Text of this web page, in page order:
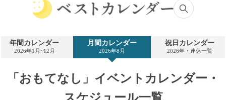
ト
カ
ダ
ー
年間カレンダー
2026年1月~12月
月間カレンダー
2026年8月
祝日カレンダー
2026年・連休一覧
「おもてなし」イベントカレンダー・
スケジュール一覧